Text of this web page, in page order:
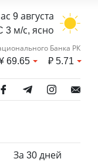
9 августа
3 м/с, ясно
Банка РК
69.65 ₽5.71
За 30 дней